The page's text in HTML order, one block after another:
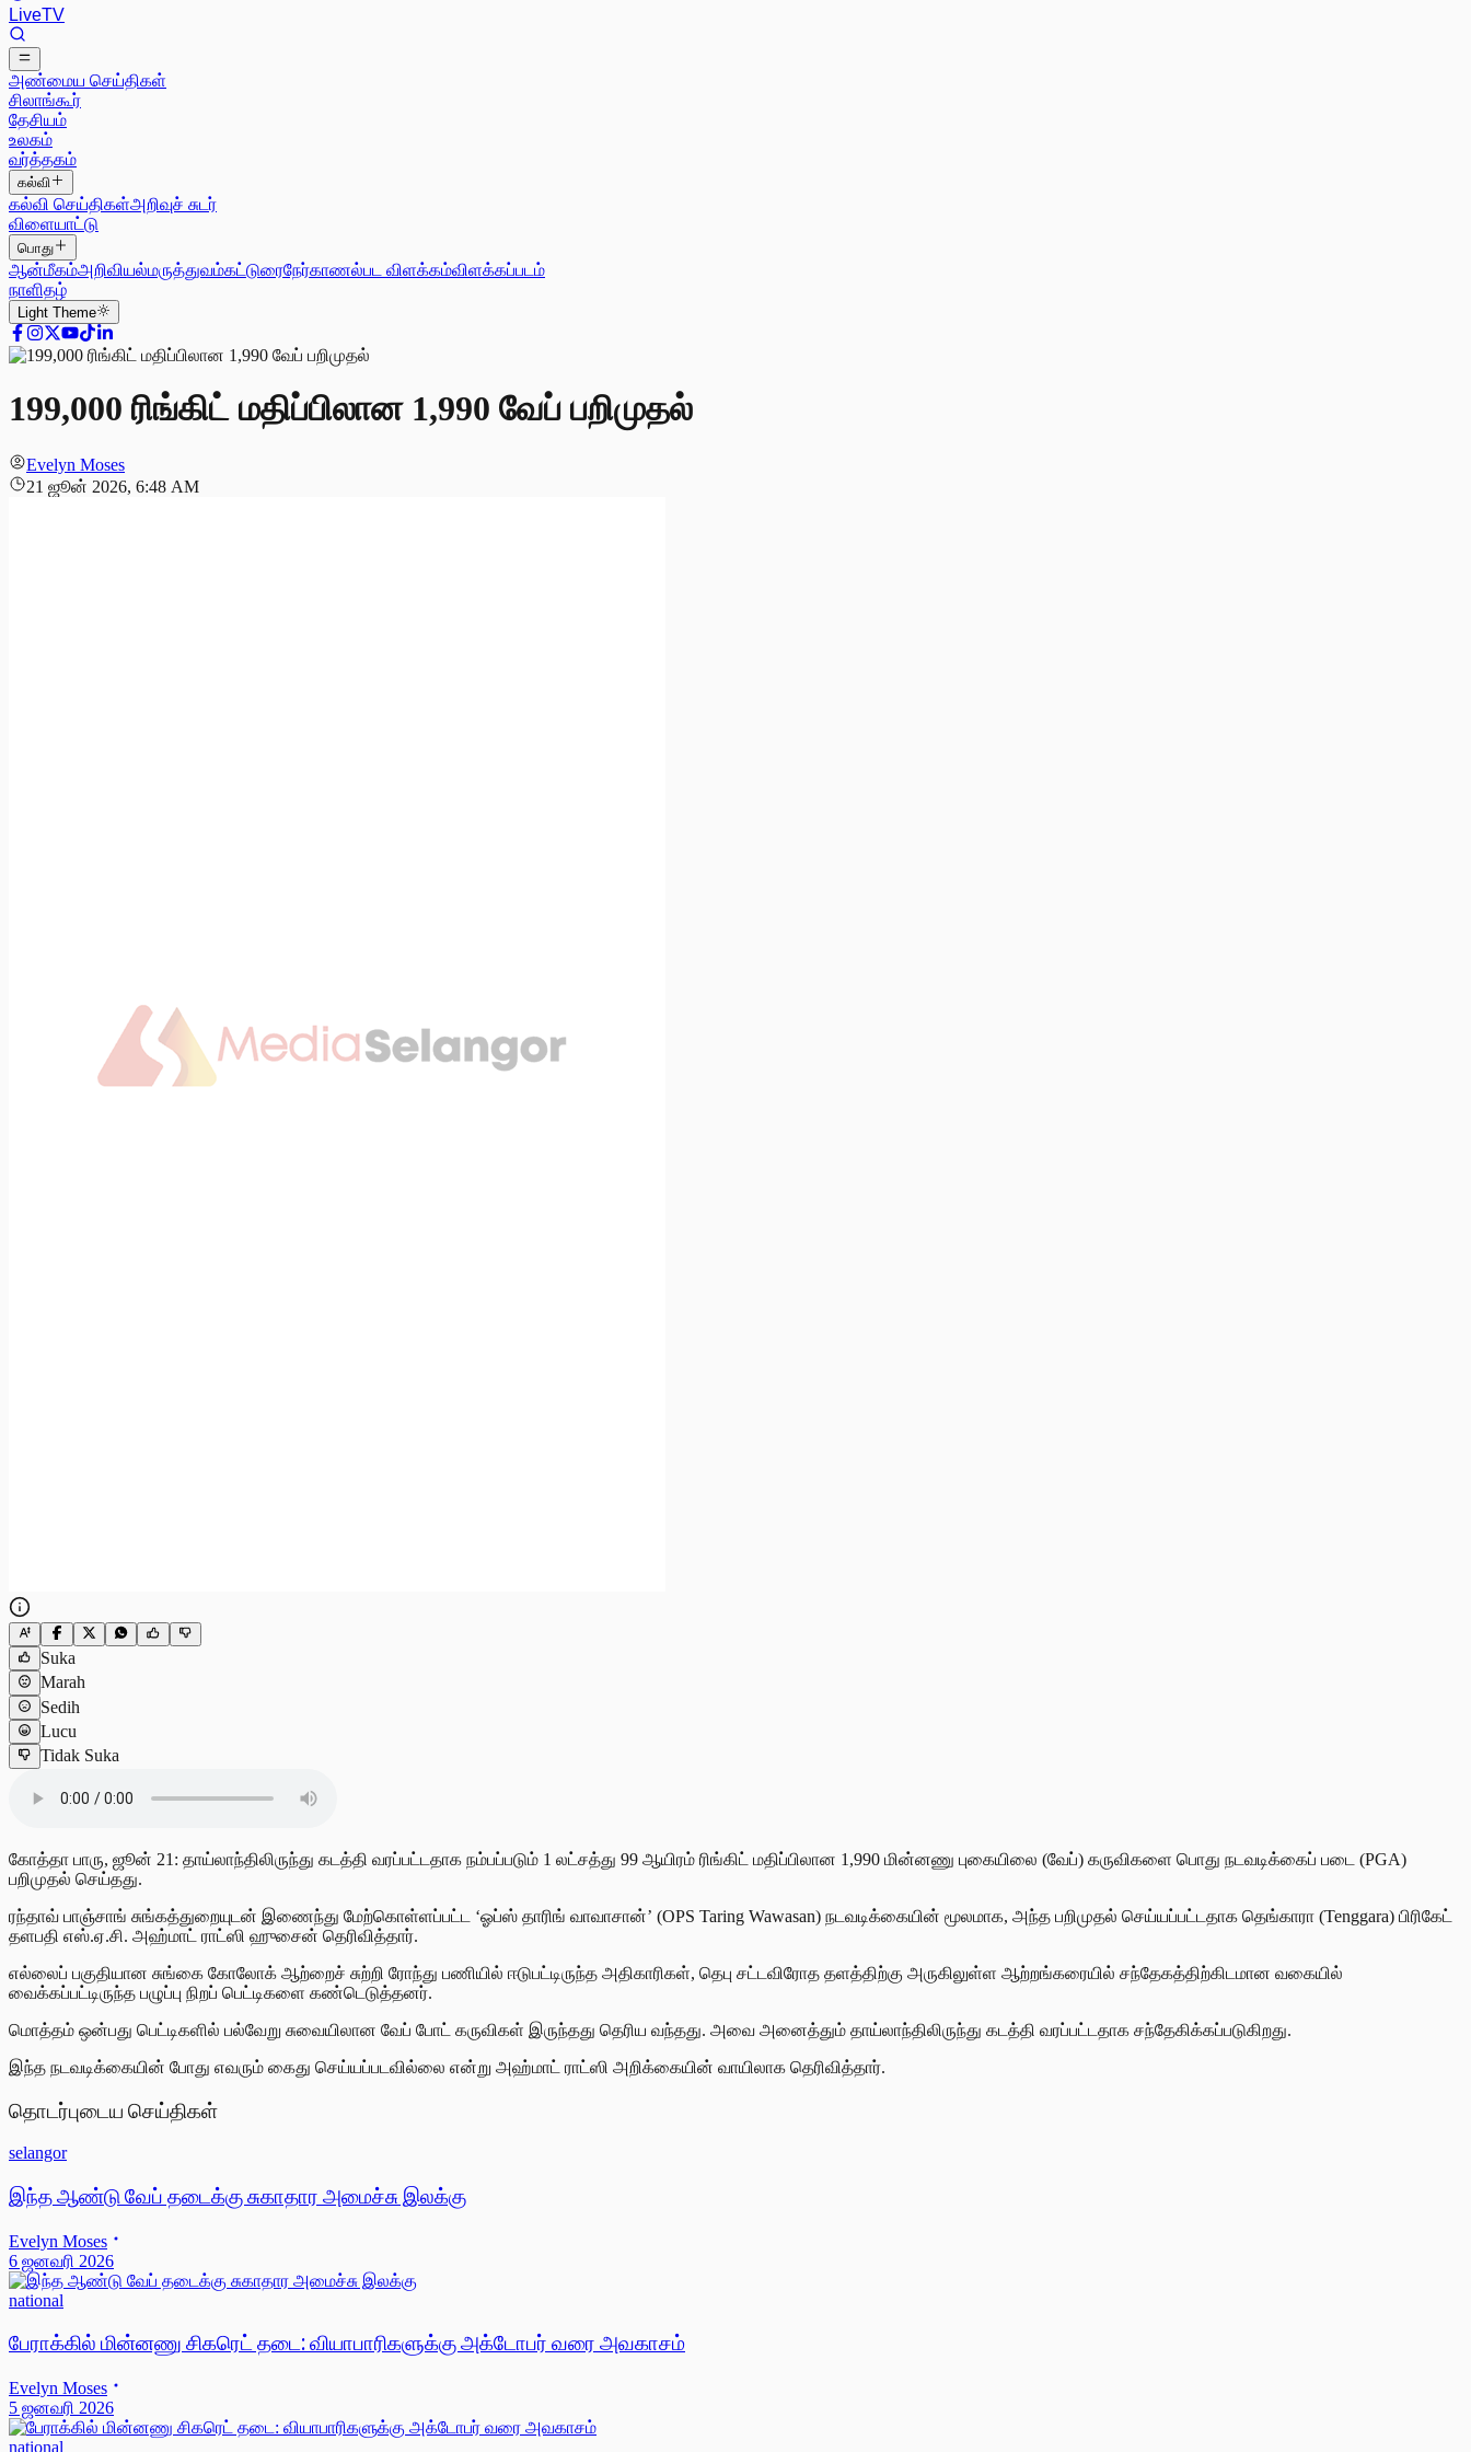
LiveTV
அண்மைய செய்திகள்
சிலாங்கூர்
தேசியம்
உலகம்
வர்த்தகம்
கல்வி
கல்வி செய்திகள்அறிவுச் சுடர்
விளையாட்டு
பொது
ஆன்மீகம்அறிவியல்மருத்துவம்கட்டுரைநேர்காணல்பட விளக்கம்விளக்கப்படம்
நாளிதழ்
Light Theme
199,000 ரிங்கிட் மதிப்பிலான 1,990 வேப் பறிமுதல்
Evelyn Moses
21 ஜூன் 2026, 6:48 AM
Suka
Marah
Sedih
Lucu
Tidak Suka
கோத்தா பாரு, ஜூன் 21: தாய்லாந்திலிருந்து கடத்தி வரப்பட்டதாக நம்பப்படும் 1 லட்சத்து 99 ஆயிரம் ரிங்கிட் மதிப்பிலான 1,990 மின்னணு புகையிலை (வேப்) கருவிகளை பொது நடவடிக்கைப் படை (PGA)
பறிமுதல் செய்தது.
ரந்தாவ் பாஞ்சாங் சுங்கத்துறையுடன் இணைந்து மேற்கொள்ளப்பட்ட ‘ஓப்ஸ் தாரிங் வாவாசான்’ (OPS Taring Wawasan) நடவடிக்கையின் மூலமாக, அந்த பறிமுதல் செய்யப்பட்டதாக தெங்காரா (Tenggara) பிரிகேட்
தளபதி எஸ்.ஏ.சி. அஹ்மாட் ராட்ஸி ஹுசைன் தெரிவித்தார்.
எல்லைப் பகுதியான சுங்கை கோலோக் ஆற்றைச் சுற்றி ரோந்து பணியில் ஈடுபட்டிருந்த அதிகாரிகள், தெபு சட்டவிரோத தளத்திற்கு அருகிலுள்ள ஆற்றங்கரையில் சந்தேகத்திற்கிடமான வகையில்
வைக்கப்பட்டிருந்த பழுப்பு நிறப் பெட்டிகளை கண்டெடுத்தனர்.
மொத்தம் ஒன்பது பெட்டிகளில் பல்வேறு சுவையிலான வேப் போட் கருவிகள் இருந்தது தெரிய வந்தது. அவை அனைத்தும் தாய்லாந்திலிருந்து கடத்தி வரப்பட்டதாக சந்தேகிக்கப்படுகிறது.
இந்த நடவடிக்கையின் போது எவரும் கைது செய்யப்படவில்லை என்று அஹ்மாட் ராட்ஸி அறிக்கையின் வாயிலாக தெரிவித்தார்.
தொடர்புடைய செய்திகள்
selangor
இந்த ஆண்டு வேப் தடைக்கு சுகாதார அமைச்சு இலக்கு
Evelyn Moses
6 ஜனவரி 2026
national
பேராக்கில் மின்னணு சிகரெட் தடை: வியாபாரிகளுக்கு அக்டோபர் வரை அவகாசம்
Evelyn Moses
5 ஜனவரி 2026
national